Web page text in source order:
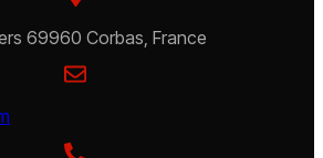
69960 Corbas, France